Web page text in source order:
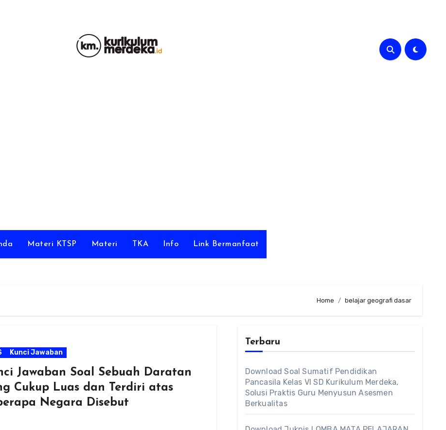
Materi KTSP Materi TKA Info Link Bermanfaat
Home belajar geografi dasar
Kunci Jawaban
Jawaban Soal Sebuah Daratan
Cukup Luas dan Terdiri atas
Negara Disebut
Terbaru
Download Soal Sumatif Pendidikan
Pancasila Kelas VI SD Kurikulum Merdeka,
Solusi Praktis Guru Menyusun Asesmen
Berkualitas